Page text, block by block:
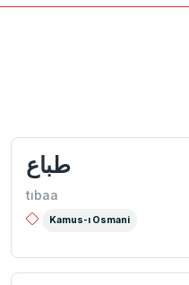
طباع
tıbaa
Kamus-ı Osmani